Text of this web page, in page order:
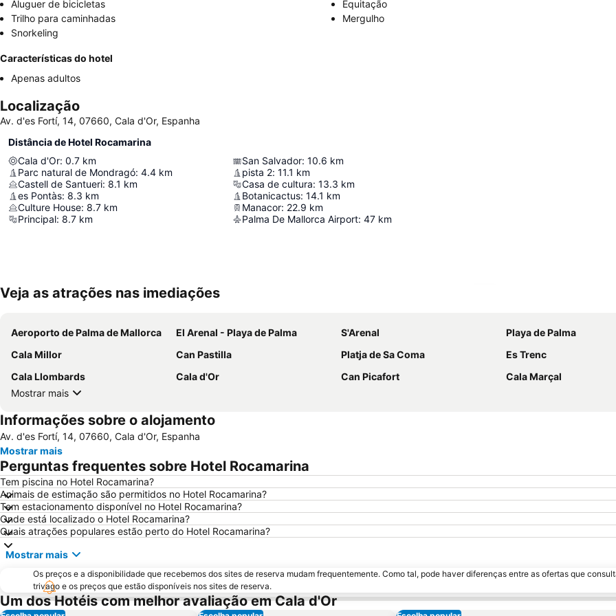
Aluguer de bicicletas
Equitação
Trilho para caminhadas
Mergulho
Snorkeling
Características do hotel
Apenas adultos
Localização
Av. d'es Fortí, 14, 07660, Cala d'Or, Espanha
Distância de Hotel Rocamarina
Cala d'Or: 0.7 km
Parc natural de Mondragó: 4.4 km
Castell de Santueri: 8.1 km
es Pontàs: 8.3 km
Culture House: 8.7 km
Principal: 8.7 km
San Salvador: 10.6 km
pista 2: 11.1 km
Casa de cultura: 13.3 km
Botanicactus: 14.1 km
Manacor: 22.9 km
Palma De Mallorca Airport: 47 km
Veja as atrações nas imediações
Aeroporto de Palma de Mallorca El Arenal - Playa de Palma S'Arenal
Playa de Palma
Cala Millor
Can Pastilla Platja de Sa Coma
Es Trenc
Cala Llombards
Cala d'Or Can Picafort
Cala Marçal
Mostrar mais
Informações sobre o alojamento
Av. d'es Fortí, 14, 07660, Cala d'Or, Espanha
Mostrar mais
Perguntas frequentes sobre Hotel Rocamarina
Tem piscina no Hotel Rocamarina?
Animais de estimação são permitidos no Hotel Rocamarina?
Tem estacionamento disponível no Hotel Rocamarina?
Onde está localizado o Hotel Rocamarina?
Quais atrações populares estão perto do Hotel Rocamarina?
Mostrar mais
Os preços e a disponibilidade que recebemos dos sites de reserva mudam frequentemente. Como tal, pode haver diferenças entre as ofertas que
trivago e os preços que estão disponíveis nos sites de reserva.
Um dos Hotéis com melhor avaliação em Cala d'Or